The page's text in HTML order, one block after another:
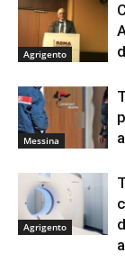
Agrigento
Messina
Agrigento